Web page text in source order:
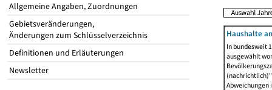
Allgemeine Angaben, Zuordnungen
Gebietsveränderungen,
Änderungen zum Schlüsselverzeichnis
Definitionen und Erläuterungen
Newsletter
Haushalte
In bundesweit
ausgewählt
Abweichungen